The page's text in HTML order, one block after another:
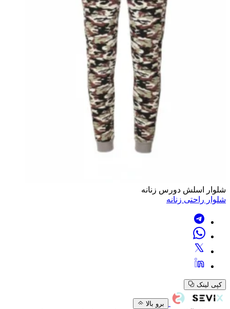
شلوار اسلش دورس زنانه
شلوار راحتی زنانه
کپی لینک
برو بالا